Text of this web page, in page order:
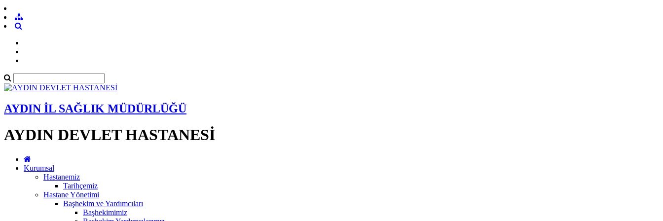
AYDIN İL SAĞLIK MÜDÜRLÜĞÜ
AYDIN DEVLET HASTANESİ
Kurumsal
Hastanemiz
Tarihçemiz
Hastane Yönetimi
Başhekim ve Yardımcıları
Başhekimimiz